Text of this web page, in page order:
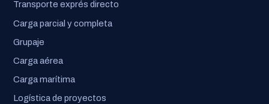
Transporte exprés directo
Carga parcial y completa
Grupaje
Carga aérea
Carga marítima
Logística de proyectos